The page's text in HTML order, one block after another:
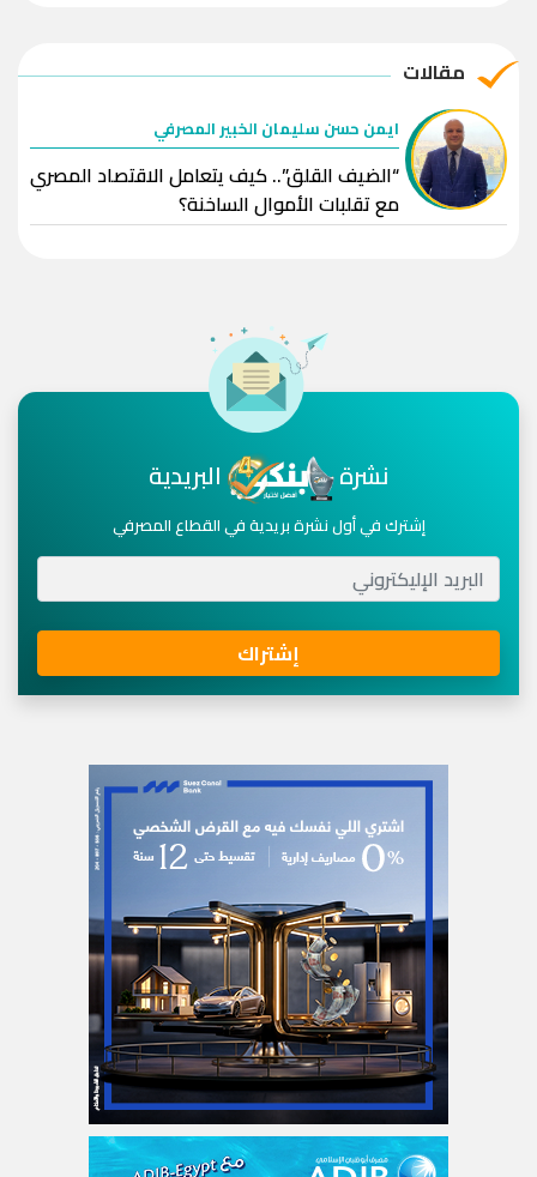
مقالات
ايمن حسن سليمان الخبير المصرفي
“الضيف القلق”.. كيف يتعامل الاقتصاد المصري
مع تقلبات الأموال الساخنة؟
نشرة البريدية
إشترك في أول نشرة بريدية في القطاع المصرفي